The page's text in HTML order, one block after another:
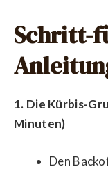
Schritt-
1. Die Kürbis-
Minuten)
Den